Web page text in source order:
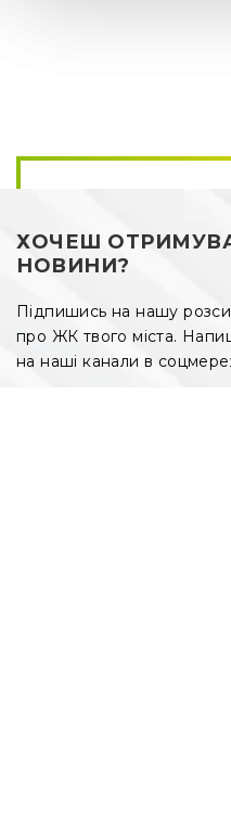
ХОЧЕШ
НОВИНИ?
Підпишись на нашу
про ЖК твого міста.
на наші канали в